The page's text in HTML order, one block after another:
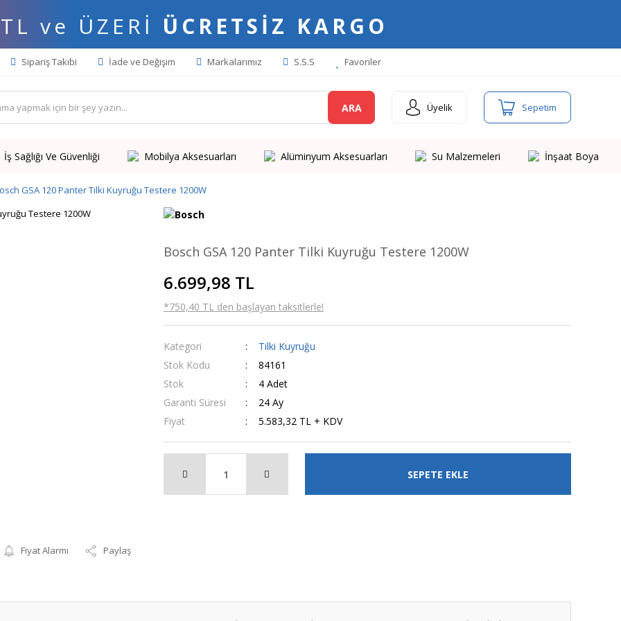
ve ÜZERİ ÜCRETSİZ KARGO
Sipariş Takibi İade ve Değişim Markalarımız S.S.S Favoriler
ARA Üyelik Sepetim
İş Sağlığı Ve Güvenliği Mobilya Aksesuarları Alüminyum Aksesuarları Su Malzemeleri İnşaat Boya
GSA 120 Panter Tilki Kuyruğu Testere 1200W
Fiyat Alarmı Paylaş
Bosch GSA 120 Panter Tilki Kuyruğu Testere 1200W
6.699,98 TL
*750,40 TL den başlayan taksitlerle!
Kategori
Tilki Kuyruğu
Stok Kodu
84161
Stok
4 Adet
Garanti Süresi
24 Ay
Fiyat
5.583,32 TL + KDV
SEPETE EKLE